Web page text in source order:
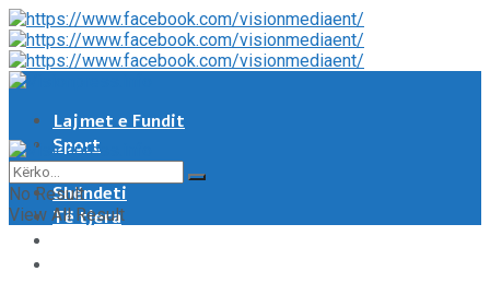
Lajmet e Fundit
Sport
Showbiz
Shëndeti
Të tjera
No Result
View All Result